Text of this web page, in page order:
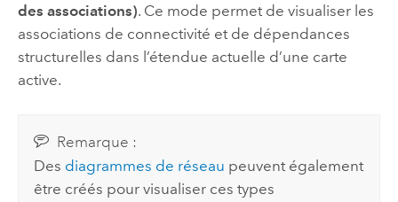
des associations). Ce mode permet de visualiser les
associations de connectivité et de dépendances
structurelles dans l’étendue actuelle d’une carte
active.
Remarque :
Des diagrammes de réseau peuvent également
être créés pour visualiser ces types